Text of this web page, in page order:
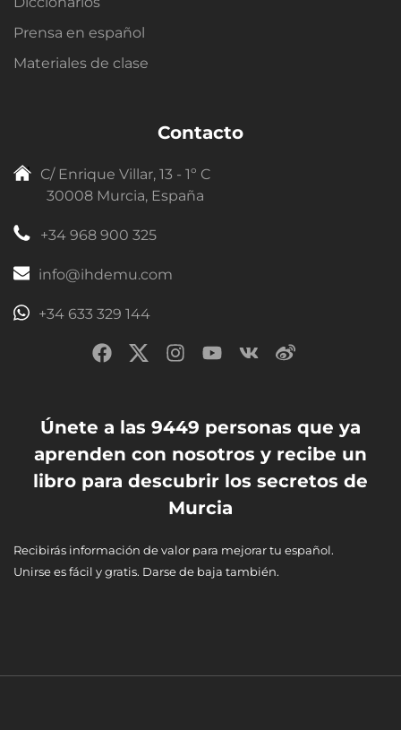
Prensa en español
Materiales de clase
Contacto
C/ Enrique Villar, 13 - 1º C
30008 Murcia, España
+34 968 900 325
info@ihdemu.com
+34 633 329 144
Únete a las 9449 personas que ya
aprenden con nosotros y recibe un
libro para descubrir los secretos de
Murcia
Recibirás información de valor para mejorar tu español.
Unirse es fácil y gratis. Darse de baja también.